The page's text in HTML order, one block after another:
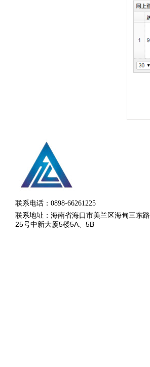
联系电话：0898-66261225
联系地址：海南省海口市美兰区海甸三东路
25号中新大厦5楼5A、5B